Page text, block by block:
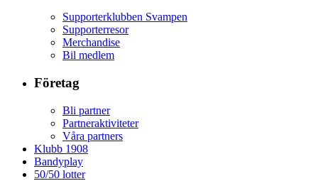
Supporterklubben Svampen
Supporterresor
Merchandise
Bil medlem
Företag
Bli partner
Partneraktiviteter
Våra partners
Klubb 1908
Bandyplay
50/50 lotter